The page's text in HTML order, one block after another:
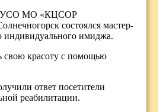
МО «КЦСОР
состоялся мастер-
индивидуального имиджа.
свою красоту с помощью
ответ посетители
реабилитации.